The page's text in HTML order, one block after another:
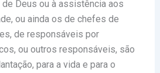
Deus ou à assistência aos
ou ainda os de chefes de
de responsáveis por
ou outros responsáveis, são
para a vida e para o